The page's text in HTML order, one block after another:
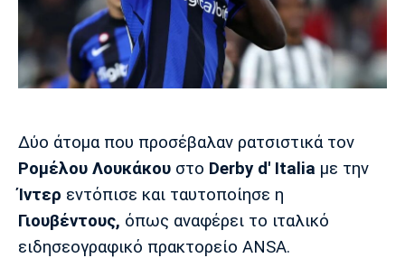
Πολιτισμός
Τραγούδια
Cine Spot
Running
Media
Παρασκήνιο
Πρόγραμμα TV
Ιωνικός Κηφισιά Πανσερραϊκός
Μπαρτσελόνα
Ρεάλ
Μαδρίτης
Ατλέτικο
Μαδρίτης
Δύο άτομα που προσέβαλαν ρατσιστικά τον
Ρομέλου Λουκάκου στο Derby d' Italia με την
Ίντερ εντόπισε και ταυτοποίησε η
Γιουβέντους, όπως αναφέρει το ιταλικό
ειδησεογραφικό πρακτορείο ANSA.